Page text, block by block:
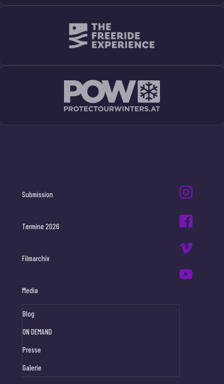
Submission
Termine 2026
Filmarchiv
Media
Blog
ON DEMAND
Presse
Galerie